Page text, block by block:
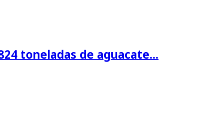
toneladas de aguacate…